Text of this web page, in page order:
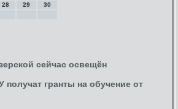
28 29
30
сейчас освещён
получат гранты на обучение от